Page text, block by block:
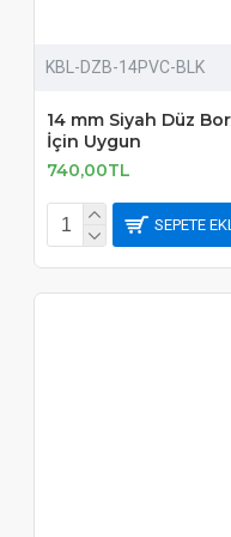
KBL-DZB-14PVC-BLK
14 mm Siyah Düz
İçin Uygun
740,00TL
SEPETE